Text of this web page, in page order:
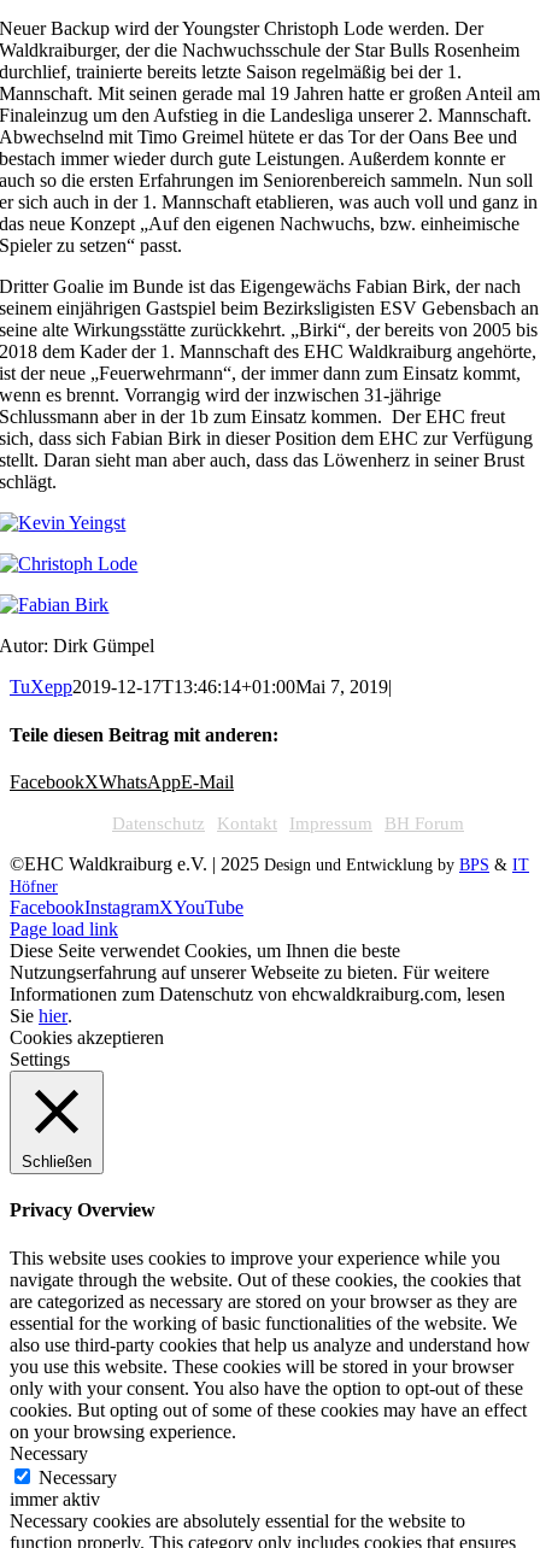
Neuer Backup wird der Youngster Christoph Lode werden. Der
Waldkraiburger, der die Nachwuchsschule der Star Bulls Rosenheim
durchlief, trainierte bereits letzte Saison regelmäßig bei der 1.
Mannschaft. Mit seinen gerade mal 19 Jahren hatte er großen Anteil am
Finaleinzug um den Aufstieg in die Landesliga unserer 2. Mannschaft.
Abwechselnd mit Timo Greimel hütete er das Tor der Oans Bee und
bestach immer wieder durch gute Leistungen. Außerdem konnte er
auch so die ersten Erfahrungen im Seniorenbereich sammeln. Nun soll
er sich auch in der 1. Mannschaft etablieren, was auch voll und ganz in
das neue Konzept „Auf den eigenen Nachwuchs, bzw. einheimische
Spieler zu setzen“ passt.
Dritter Goalie im Bunde ist das Eigengewächs Fabian Birk, der nach
seinem einjährigen Gastspiel beim Bezirksligisten ESV Gebensbach an
seine alte Wirkungsstätte zurückkehrt. „Birki“, der bereits von 2005 bis
2018 dem Kader der 1. Mannschaft des EHC Waldkraiburg angehörte,
ist der neue „Feuerwehrmann“, der immer dann zum Einsatz kommt,
wenn es brennt. Vorrangig wird der inzwischen 31-jährige
Schlussmann aber in der 1b zum Einsatz kommen. Der EHC freut
sich, dass sich Fabian Birk in dieser Position dem EHC zur Verfügung
stellt. Daran sieht man aber auch, dass das Löwenherz in seiner Brust
schlägt.
Autor: Dirk Gümpel
TuXepp2019-12-17T13:46:14+01:00Mai 7, 2019|
Teile diesen Beitrag mit anderen:
FacebookXWhatsAppE-Mail
Datenschutz Kontakt Impressum BH Forum
©EHC Waldkraiburg e.V. | 2025 Design und Entwicklung by BPS & IT
Höfner
FacebookInstagramXYouTube
Page load link
Diese Seite verwendet Cookies, um Ihnen die beste
Nutzungserfahrung auf unserer Webseite zu bieten. Für weitere
Informationen zum Datenschutz von ehcwaldkraiburg.com, lesen
Sie hier.
Cookies akzeptieren
Settings
Schließen
Privacy Overview
This website uses cookies to improve your experience while you
navigate through the website. Out of these cookies, the cookies that
are categorized as necessary are stored on your browser as they are
essential for the working of basic functionalities of the website. We
also use third-party cookies that help us analyze and understand how
you use this website. These cookies will be stored in your browser
only with your consent. You also have the option to opt-out of these
cookies. But opting out of some of these cookies may have an effect
on your browsing experience.
Necessary
Necessary
immer aktiv
Necessary cookies are absolutely essential for the website to
function properly. This category only includes cookies that ensures